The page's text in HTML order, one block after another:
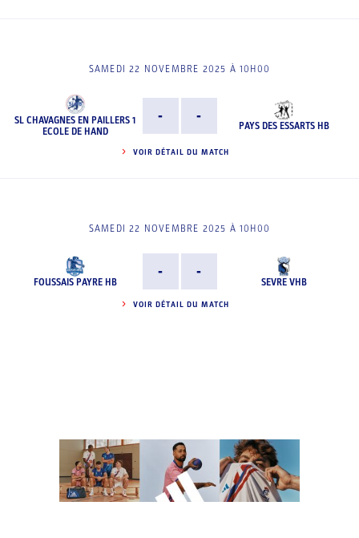
SAMEDI 22 NOVEMBRE 2025 À 10H00
SL CHAVAGNES EN PAILLERS 1
ECOLE DE HAND
- -
PAYS DES ESSARTS HB
VOIR DÉTAIL DU MATCH
SAMEDI 22 NOVEMBRE 2025 À 10H00
FOUSSAIS PAYRE HB
- -
SEVRE VHB
VOIR DÉTAIL DU MATCH